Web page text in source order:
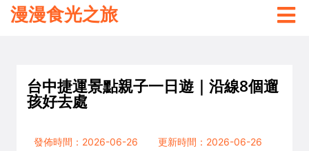
漫漫食光之旅
台中捷運景點親子一日遊｜沿線8個遛
孩好去處
發佈時間：2026-06-26
更新時間：2026-06-26